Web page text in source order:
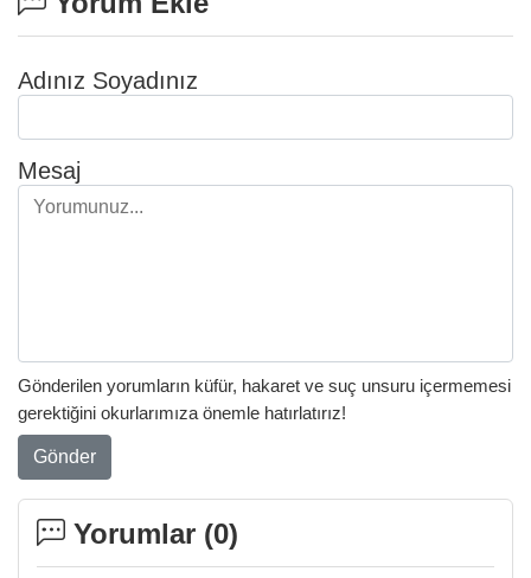
Adınız Soyadınız
Mesaj
Gönderilen yorumların küfür, hakaret ve suç unsuru içermemesi
gerektiğini okurlarımıza önemle hatırlatırız!
Gönder
Yorumlar (0)